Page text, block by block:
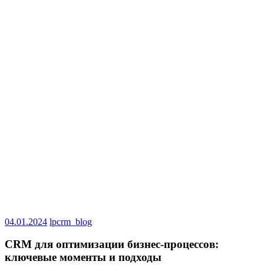
04.01.2024 lpcrm_blog
CRM для оптимизации бизнес-процессов:
ключевые моменты и подходы